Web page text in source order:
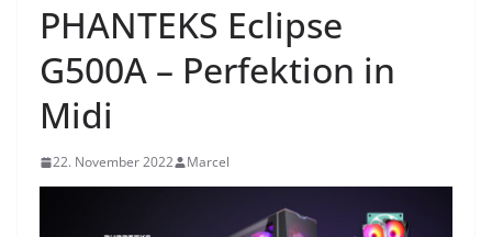
PHANTEKS Eclipse
G500A – Perfektion in
Midi
22. November 2022 Marcel